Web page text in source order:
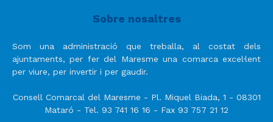
Sobre nosaltres
Som una administració que treballa, al costat dels
ajuntaments, per fer del Maresme una comarca excel·lent
per viure, per invertir i per gaudir.
Consell Comarcal del Maresme - Pl. Miquel Biada, 1 - 08301
Mataró - Tel. 93 741 16 16 - Fax 93 757 21 12